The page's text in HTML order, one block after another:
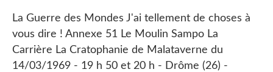
La Guerre des Mondes J'ai tellement de choses à
vous dire ! Annexe 51 Le Moulin Sampo La
Carrière La Cratophanie de Malataverne du
14/03/1969 - 19 h 50 et 20 h - Drôme (26) -